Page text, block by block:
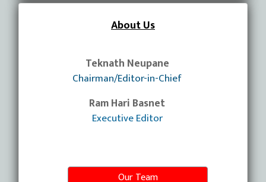
About Us
Teknath Neupane
Chairman/Editor-in-Chief
Ram Hari Basnet
Executive Editor
Our Team